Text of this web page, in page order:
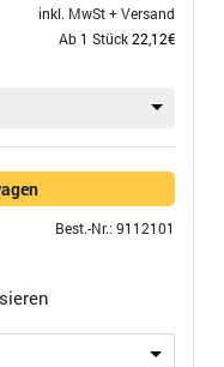
inkl. MwSt +Versand
Ab 1 Stück22,12€
Best.-Nr.: 9112101